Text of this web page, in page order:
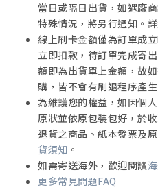
當日或隔日出貨，如遇廠
特殊情況，將另行通知。
線上刷卡金額僅為訂單成
立即扣款，待訂單完成寄
額即為出貨單上金額，故
購，皆不會有刷退程序產生
為維護您的權益，如因個
原狀並依原包裝包好，於
退貨之商品、紙本發票及
貨須知 。
如需寄送海外，歡迎閱讀
更多常見問題FAQ